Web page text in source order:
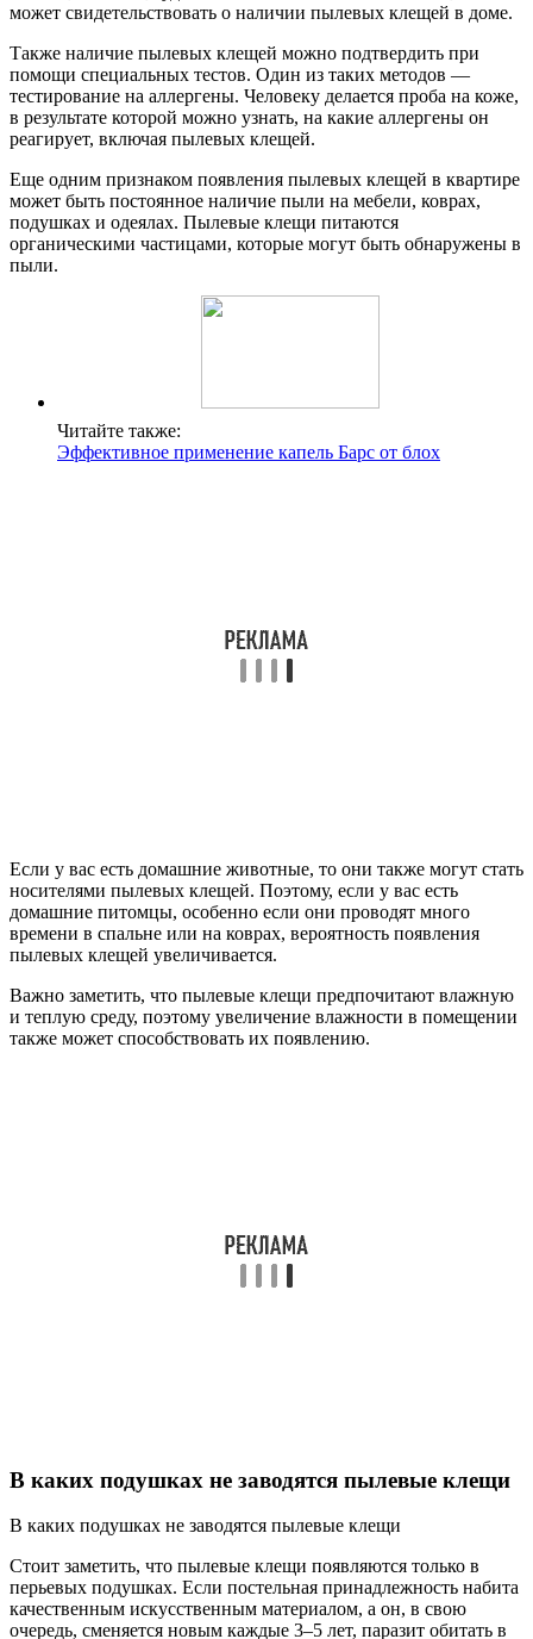
может свидетельствовать о наличии пылевых клещей в доме.
Также наличие пылевых клещей можно подтвердить при
помощи специальных тестов. Один из таких методов —
тестирование на аллергены. Человеку делается проба на коже,
в результате которой можно узнать, на какие аллергены он
реагирует, включая пылевых клещей.
Еще одним признаком появления пылевых клещей в квартире
может быть постоянное наличие пыли на мебели, коврах,
подушках и одеялах. Пылевые клещи питаются
органическими частицами, которые могут быть обнаружены в
пыли.
Читайте также:
Эффективное применение капель Барс от блох
Если у вас есть домашние животные, то они также могут стать
носителями пылевых клещей. Поэтому, если у вас есть
домашние питомцы, особенно если они проводят много
времени в спальне или на коврах, вероятность появления
пылевых клещей увеличивается.
Важно заметить, что пылевые клещи предпочитают влажную
и теплую среду, поэтому увеличение влажности в помещении
также может способствовать их появлению.
В каких подушках не заводятся пылевые клещи
В каких подушках не заводятся пылевые клещи
Стоит заметить, что пылевые клещи появляются только в
перьевых подушках. Если постельная принадлежность набита
качественным искусственным материалом, а он, в свою
очередь, сменяется новым каждые 3–5 лет, паразит обитать в